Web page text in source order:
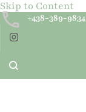
Skip to Content
+438-389-9834